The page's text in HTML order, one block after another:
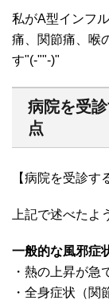
私がA型インフ
痛、関節痛、喉
す"(-""-)"
病院を受
点
【病院を受診す
上記で述べたよ
一般的な風邪症
・熱の上昇が急
・全身症状（関